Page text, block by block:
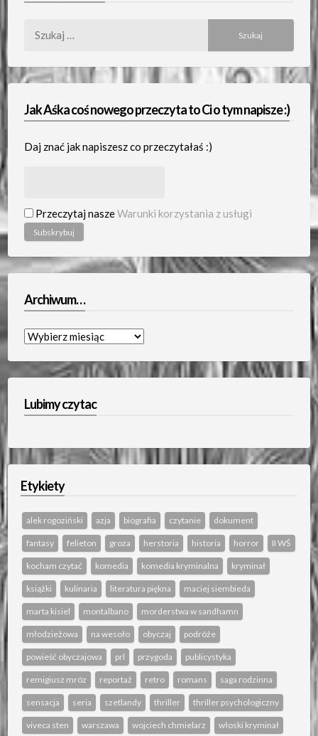
Jak Aśka coś nowego przeczyta to Ci o tym napisze :)
Daj znać jak napiszesz co przeczytałaś :)
Przeczytaj naszeWarunki korzystania z usługi
Archiwum…
Archiwum…
Lubimy czytac
Etykiety
alek rogoziński azja biografia czytanie dokument
fantasy felieton groza herstoria historia horror II WŚ
kocham czytać komedia komedia kryminalna kryminał
książki kulinaria literatura piękna maciej siembieda
marta kisiel montalbano morderstwa w sandhamn
młodzieżowa na wesoło obyczaj podróże
powieść obyczajowa prl przygoda publicystyka
remigiusz mróz reportaż retro romans saga rodzinna
sensacja seria szetlandy thriller thriller psychologiczny
viveca sten warszawa wojciech chmielarz włoski kryminał